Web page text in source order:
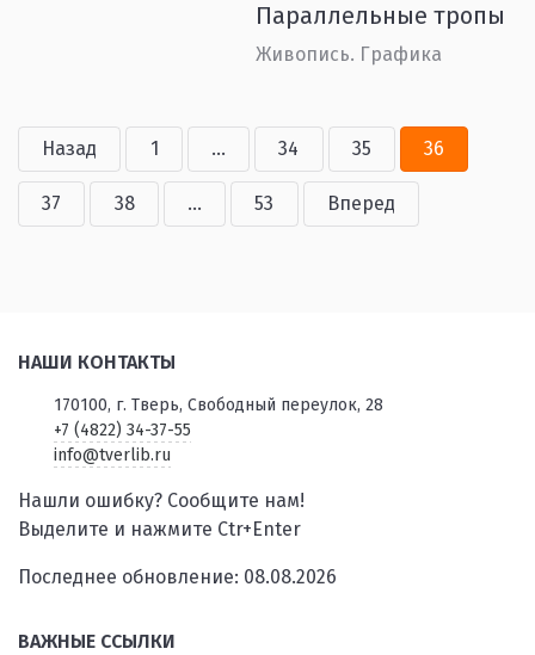
Параллельные тропы
Живопись. Графика
Назад 1 ... 34 35 36
37 38 ... 53 Вперед
НАШИ КОНТАКТЫ
170100, г. Тверь, Свободный переулок, 28
+7 (4822) 34-37-55
info@tverlib.ru
Нашли ошибку? Сообщите нам!
Выделите и нажмите Ctr+Enter
Последнее обновление: 08.08.2026
ВАЖНЫЕ ССЫЛКИ